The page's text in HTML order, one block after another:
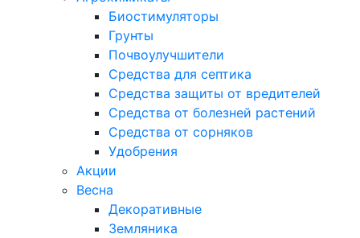
Биостимуляторы
Грунты
Почвоулучшители
Средства для септика
Средства защиты от вредителей
Средства от болезней растений
Средства от сорняков
Удобрения
Акции
Весна
Декоративные
Земляника